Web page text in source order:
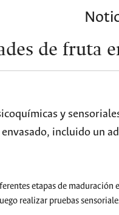
de fruta
y
incluido un
etapas de maduración
realizar pruebas